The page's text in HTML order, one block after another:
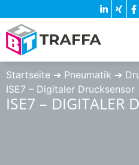
Startseite ➔ Pneumatik ➔
ISE7 – Digitaler Drucksensor
ISE7 – DIGITALER